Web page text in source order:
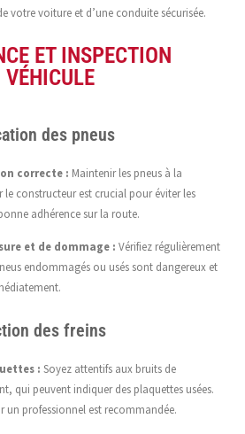
votre voiture et d’une conduite sécurisée.
ET INSPECTION
VÉHICULE
des pneus
correcte : Maintenir les pneus à la
constructeur est crucial pour éviter les
adhérence sur la route.
et de dommage : Vérifiez régulièrement
endommagés ou usés sont dangereux et
des freins
: Soyez attentifs aux bruits de
qui peuvent indiquer des plaquettes usées.
un professionnel est recommandée.